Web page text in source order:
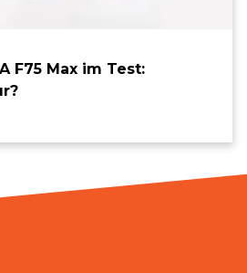
F75 Max im Test: